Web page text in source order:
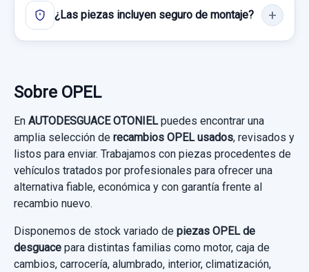
WARNING
Ref:528564
15,00 €
Sin IVA, gastos de envío no incluidos.
Consultar por whatsapp
AIRBAG DELANTERO IZQUIERDO 45R10941475
AIRBAG DELANTERO IZQUIERDO... usado.
OPEL CORSA C CLUB
Garantía 1 año
Ref:
24,79 €
Sin IVA, gastos de envío no incluidos.
¿Las piezas incluyen seguro de montaje?
Sobre OPEL
En AUTODESGUACE OTONIELpuedes encontrar una
amplia selección de recambios OPEL usados, revisados y
listos para enviar. Trabajamos con piezas procedentes de
vehículos tratados por profesionales para ofrecer una
alternativa fiable, económica y con garantía frente al
recambio nuevo.
Disponemos de stock variado de piezas OPEL de
desguace para distintas familias como motor, caja de
cambios, carrocería, alumbrado, interior, climatización,